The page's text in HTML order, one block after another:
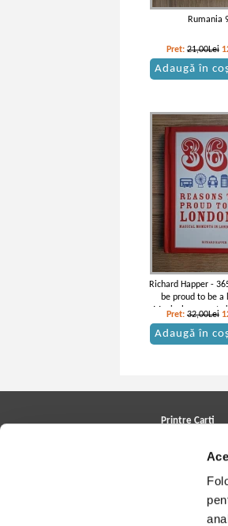
Rumania
Pret: 21,00Lei
Adaugă în
Richard Happer -
be proud to be a
Magical moments
history
Pret: 32,00Lei
Adaugă în
Printre Carti
Cele mai căutate
Blog Printre Carti